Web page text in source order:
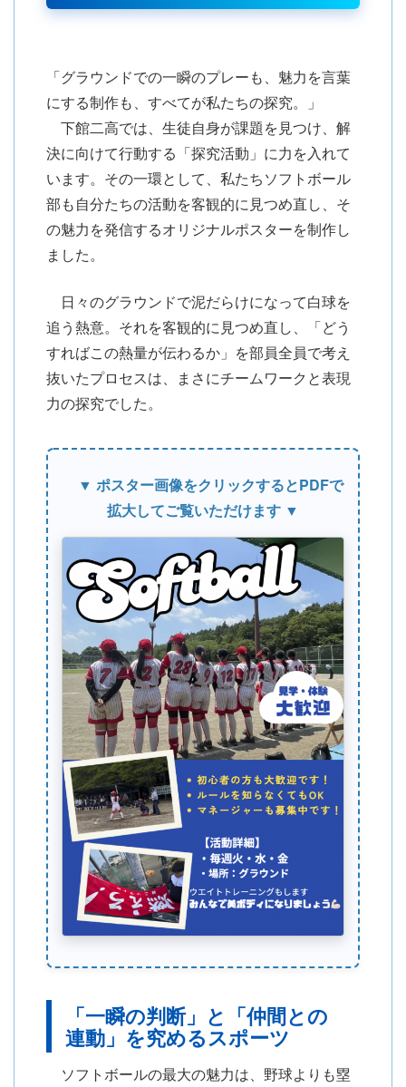
「グラウンドでの一瞬のプレーも、魅力を言葉
にする制作も、すべてが私たちの探究。」
下館二高では、生徒自身が課題を見つけ、解
決に向けて行動する「探究活動」に力を入れて
います。その一環として、私たちソフトボール
部も自分たちの活動を客観的に見つめ直し、そ
の魅力を発信するオリジナルポスターを制作し
ました。
日々のグラウンドで泥だらけになって白球を
追う熱意。それを客観的に見つめ直し、「どう
すればこの熱量が伝わるか」を部員全員で考え
抜いたプロセスは、まさにチームワークと表現
力の探究でした。
▼ ポスター画像をクリックするとPDFで
拡大してご覧いただけます ▼
「一瞬の判断」と「仲間との
連動」を究めるスポーツ
ソフトボールの最大の魅力は、野球よりも塁